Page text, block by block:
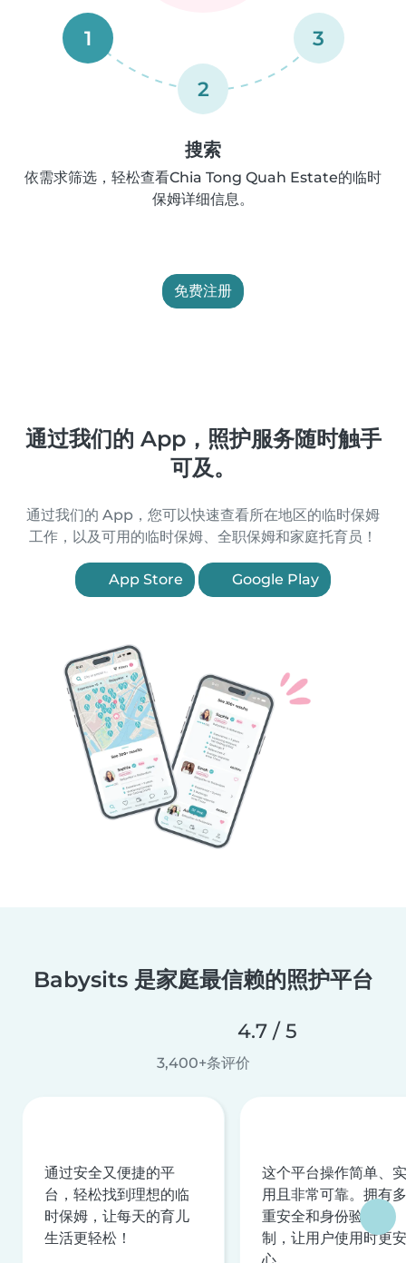
1
2
3
搜索
依需求筛选，轻松查看Chia Tong Quah Estate的临时
保姆详细信息。
免费注册
通过我们的 App，照护服务随时触手
可及。
通过我们的 App，您可以快速查看所在地区的临时保姆
工作，以及可用的临时保姆、全职保姆和家庭托育员！
App Store Google Play
Babysits 是家庭最信赖的照护平台
4.7 / 5
3,400+条评价
通过安全又便捷的平
台，轻松找到理想的临
时保姆，让每天的育儿
生活更轻松！
这个平台操作简单、实
用且非常可靠。拥有多
重安全和身份验证机
制，让用户使用时更安